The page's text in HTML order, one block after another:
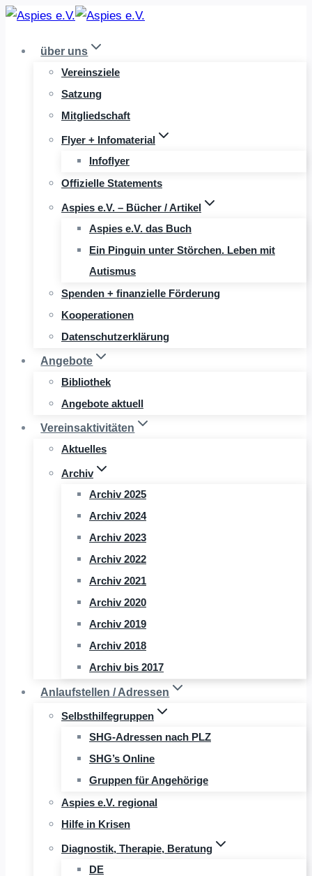
Zum
springenüber uns
Vereinsziele
Satzung
Mitgliedschaft
Flyer + Infomaterial
Infoflyer
Offizielle Statements
Aspies e.V. – Bücher / Artikel
Aspies e.V. das Buch
Ein Pinguin unter Störchen. Leben mit
Autismus
Spenden + finanzielle Förderung
Kooperationen
Datenschutzerklärung
Angebote
Bibliothek
Angebote aktuell
Vereinsaktivitäten
Aktuelles
Archiv
Archiv 2025
Archiv 2024
Archiv 2023
Archiv 2022
Archiv 2021
Archiv 2020
Archiv 2019
Archiv 2018
Archiv bis 2017
Anlaufstellen / Adressen
Selbsthilfegruppen
SHG-Adressen nach PLZ
SHG’s Online
Gruppen für Angehörige
Aspies e.V. regional
Hilfe in Krisen
Diagnostik, Therapie, Beratung
DE